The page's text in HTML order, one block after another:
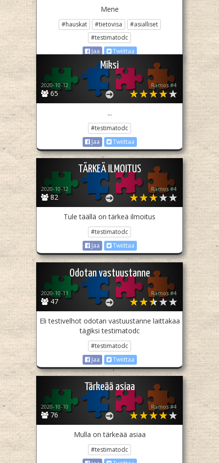
Mene
#hauskat #tietovisa
#asialliset
#testimatodc
Jaa
Twiittaa
Miksi
65
2020-10-12 Ramos #4
...
#testimatodc
Jaa
Twiittaa
TÄRKEÄ ILMOITUS
82
2020-10-12 Ramos #4
Tule täällä on tärkeä ilmoitus
#testimatodc
Jaa
Twiittaa
Odotan vastuustanne
47
2020-10-11 Ramos #4
Eli testivelhot odotan vastuustanne laittakaa
tägiksi testimatodc
#testimatodc
Jaa
Twiittaa
Tärkeää asiaa
76
2020-10-10 Ramos #4
Mulla on tärkeää asiaa
#testimatodc